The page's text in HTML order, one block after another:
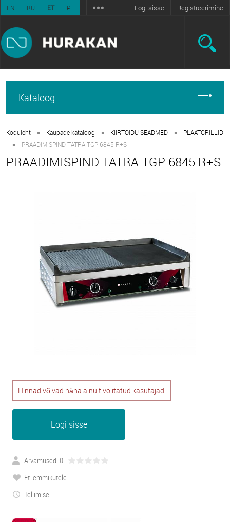
EN RU ET PL Logi sisse Registreerimine
Kataloog
Koduleht • Kaupade kataloog • KIIRTOIDU SEADMED • PLAATGRILLID
• PRAADIMISPIND TATRA TGP 6845 R+S
PRAADIMISPIND TATRA TGP 6845 R+S
Hinnad võivad näha ainult volitatud kasutajad
Logi sisse
Arvamused: 0
Et lemmikutele
Tellimisel